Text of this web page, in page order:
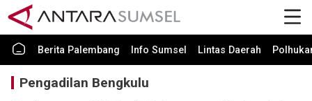
Berita Palembang Info Sumsel Lintas Daerah
Pengadilan Bengkulu